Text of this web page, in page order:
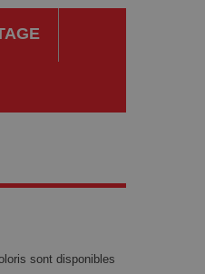
sont disponibles